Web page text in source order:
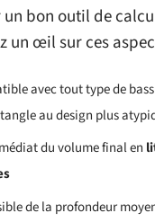
bon outil de
un œil sur ces
avec tout type de
au design plus
du volume final en
de la profondeur